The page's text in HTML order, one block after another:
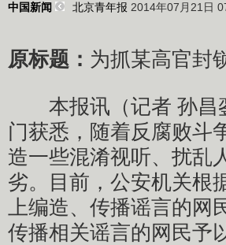
中国新闻 北京青年报 2014年07月21日
原标题： 为抓某高官封
本报讯（记者 孙昌
门获悉，随着反腐败斗
造一些混淆视听、扰乱
劣。目前，公安机关根
上编造、传播谣言的网
传播相关谣言的网民予